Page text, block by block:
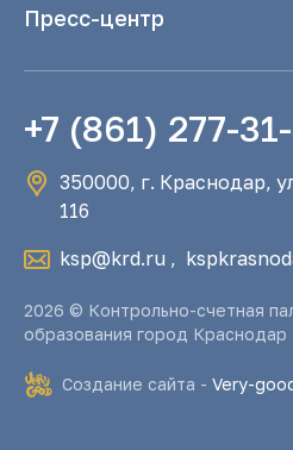
Пресс-центр
+7 (861) 277-
350000, г. Краснодар,
116
ksp@krd.ru ,
2026 © Контрольно-счетная
образования город Краснодар
Создание сайта - Very-